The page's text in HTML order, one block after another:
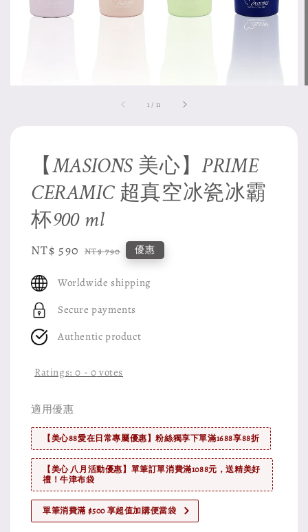
1 / 11
【MASIONS 美心】PRIME
CERAMIC 超真空冰瓷冰霸
杯900 ml
Sale
NT$ 590 Regular
NT$ 790 優惠
Worldwide shipping
Secure payments
Authentic product
Ratings:0 - 0 votes
適用優惠
【美心88愛在日常專屬優惠】粉絲獨享下單滿1688享88折
【美心 八月活動優惠】單筆訂單消費滿1088元，送精美好
禮！牛津布袋
單筆消費滿 $500 享超值加購便當袋